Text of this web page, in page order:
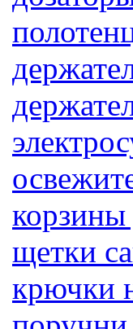
щетки
крючки